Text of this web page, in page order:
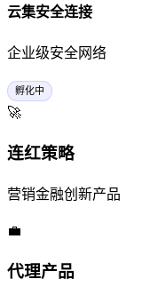
云集安全连接
企业级安全网络
孵化中
🚀
连红策略
营销金融创新产品
💼
代理产品